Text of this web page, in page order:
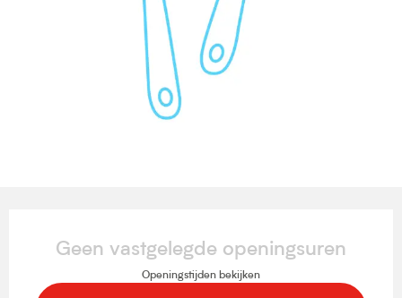
Geen vastgelegde openingsuren
Openingstijden bekijken